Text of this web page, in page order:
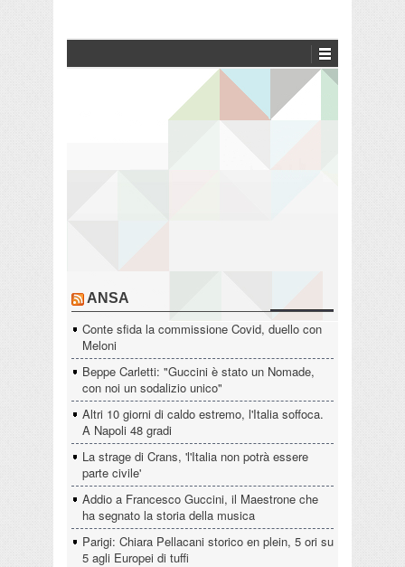
ANSA
Conte sfida la commissione Covid, duello con
Meloni
Beppe Carletti: "Guccini è stato un Nomade,
con noi un sodalizio unico"
Altri 10 giorni di caldo estremo, l'Italia soffoca.
A Napoli 48 gradi
La strage di Crans, 'l'Italia non potrà essere
parte civile'
Addio a Francesco Guccini, il Maestrone che
ha segnato la storia della musica
Parigi: Chiara Pellacani storico en plein, 5 ori su
5 agli Europei di tuffi